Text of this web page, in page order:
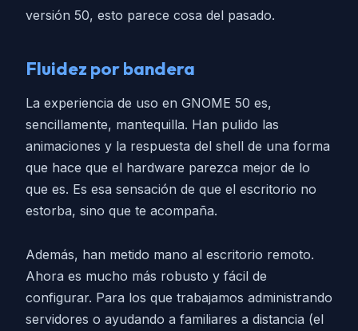
versión 50, esto parece cosa del pasado.
Fluidez por bandera
La experiencia de uso en GNOME 50 es,
sencillamente, mantequilla. Han pulido las
animaciones y la respuesta del shell de una forma
que hace que el hardware parezca mejor de lo
que es. Es esa sensación de que el escritorio no
estorba, sino que te acompaña.
Además, han metido mano al escritorio remoto.
Ahora es mucho más robusto y fácil de
configurar. Para los que trabajamos administrando
servidores o ayudando a familiares a distancia (el